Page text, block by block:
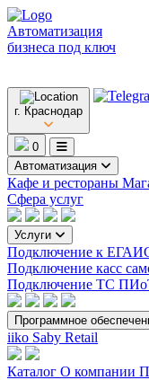
Автоматизация
бизнеса под ключ
г. Краснодар
0
Автоматизация
Кафе и рестораны
Сфера услуг
Услуги
Подключение к
Подключение касс
Подключение ТС
Программное
iiko Saby Retail
Каталог О компании